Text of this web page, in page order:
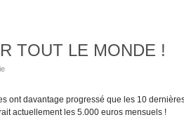
TOUT LE MONDE !
ont davantage progressé que les 10
actuellement les 5.000 euros mensuels !